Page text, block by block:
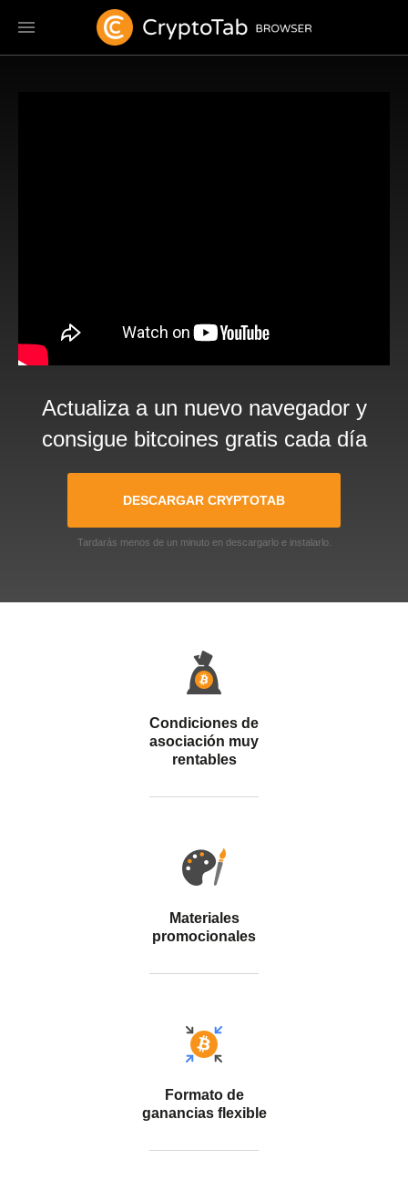
Actualiza a un nuevo navegador y
consigue bitcoines gratis cada día
DESCARGAR CRYPTOTAB
Tardarás menos de un minuto en descargarlo e instalarlo.
Condiciones de
asociación muy
rentables
Materiales
promocionales
Formato de
ganancias flexible